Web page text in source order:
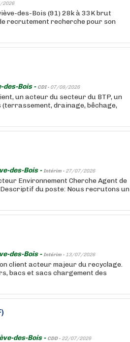
2026
des-Bois (91) 28k à 33K brut
recrutement recherche pour son
des-Bois - CDI - 07/08/2026
un acteur du secteur du BTP, un
drainage, bêchage,
des-Bois -Intérim - 27/07/2026
Environnement Cherche Agent de
du poste: Nous recrutons un
des-Bois -Intérim - 13/07/2026
client acteur majeur du recyclage.
bacs et sacs chargement des
des-Bois - CDD - 22/07/2026